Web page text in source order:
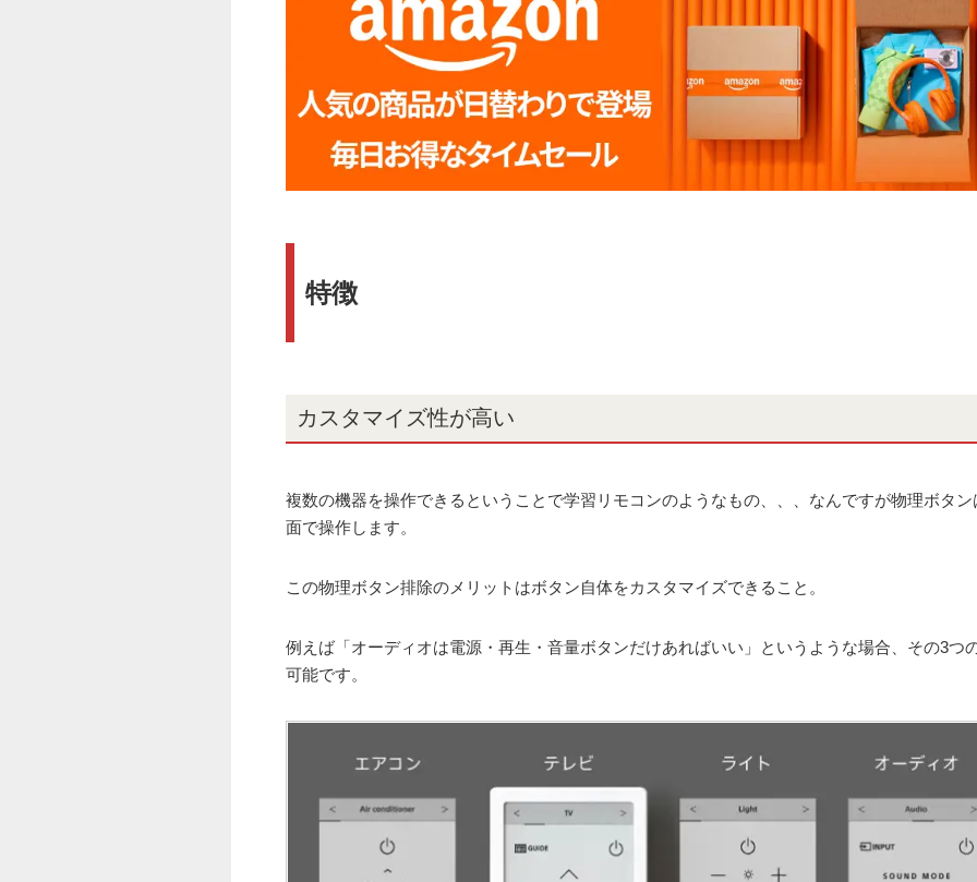
特徴
カスタマイズ性が高い
複数の機器を操作できるということで学習リモコンのようなもの、、、なんですが物理ボタ
面で操作します。
この物理ボタン排除のメリットはボタン自体をカスタマイズできること。
例えば「オーディオは電源・再生・音量ボタンだけあればいい」というような場合、その3つ
可能です。